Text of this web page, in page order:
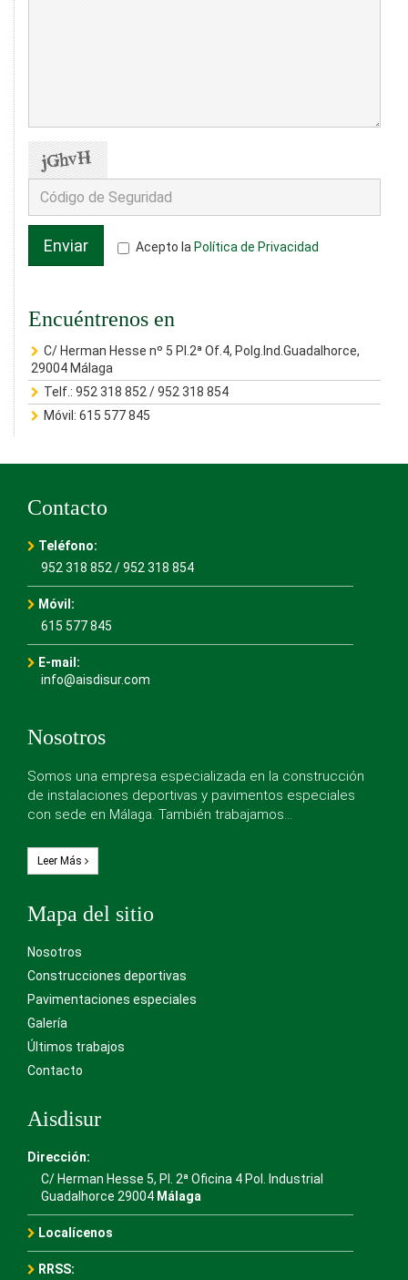
Enviar Acepto la Política de Privacidad
Encuéntrenos en
C/ Herman Hesse nº 5 Pl.2ª Of.4, Polg.Ind.Guadalhorce,
29004 Málaga
Telf.: 952 318 852 /952 318 854
Móvil: 615 577 845
Contacto
Teléfono:
952 318 852 /952 318 854
Móvil:
615 577 845
E-mail:
info@aisdisur.com
Nosotros
Somos una empresa especializada en la construcción
de instalaciones deportivas y pavimentos especiales
con sede en Málaga. También trabajamos…
Leer Más
Mapa del sitio
Nosotros
Construcciones deportivas
Pavimentaciones especiales
Galería
Últimos trabajos
Contacto
Aisdisur
Dirección:
C/ Herman Hesse 5, Pl. 2ª Oficina 4 Pol. Industrial
Guadalhorce 29004 Málaga
Localícenos
RRSS: